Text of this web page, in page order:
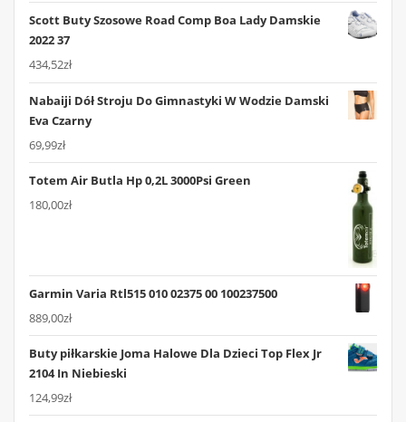
Scott Buty Szosowe Road Comp Boa Lady Damskie
2022 37
434,52zł
Nabaiji Dół Stroju Do Gimnastyki W Wodzie Damski
Eva Czarny
69,99zł
Totem Air Butla Hp 0,2L 3000Psi Green
180,00zł
Garmin Varia Rtl515 010 02375 00 100237500
889,00zł
Buty piłkarskie Joma Halowe Dla Dzieci Top Flex Jr
2104 In Niebieski
124,99zł